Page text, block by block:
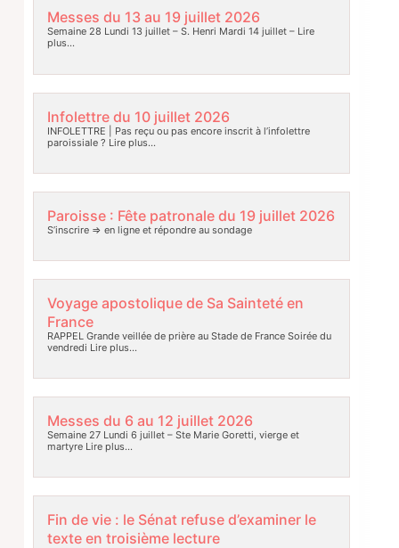
Messes du 13 au 19 juillet 2026
Semaine 28 Lundi 13 juillet – S. Henri Mardi 14 juillet –Lire
plus…
Infolettre du 10 juillet 2026
INFOLETTRE | Pas reçu ou pas encore inscrit à l’infolettre
paroissiale ? Lire plus…
Paroisse : Fête patronale du 19 juillet 2026
S’inscrire => en ligne et répondre au sondage
Voyage apostolique de Sa Sainteté en
France
RAPPEL Grande veillée de prière au Stade de France Soirée du
vendredi Lire plus…
Messes du 6 au 12 juillet 2026
Semaine 27 Lundi 6 juillet – Ste Marie Goretti, vierge et
martyreLire plus…
Fin de vie : le Sénat refuse d’examiner le
texte en troisième lecture